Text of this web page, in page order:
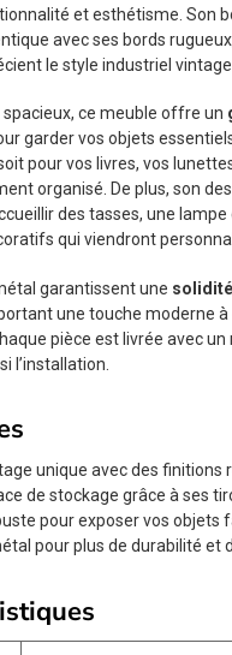
et esthétisme. Son
avec ses bords
le style industriel vintage.
spacieux, ce meuble offre un
garder vos objets
pour vos livres, vos
organisé. De plus, son
des tasses, une lampe
qui viendront
garantissent une solidité
une touche moderne
pièce est livrée avec
l’installation.
unique avec des finitions
de stockage grâce à ses
pour exposer vos objets
pour plus de durabilité et